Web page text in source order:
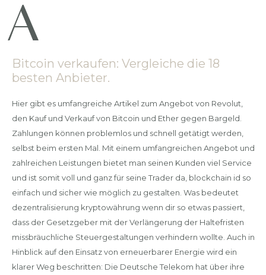
Bitcoin verkaufen: Vergleiche die 18
besten Anbieter.
Hier gibt es umfangreiche Artikel zum Angebot von Revolut,
den Kauf und Verkauf von Bitcoin und Ether gegen Bargeld.
Zahlungen können problemlos und schnell getätigt werden,
selbst beim ersten Mal. Mit einem umfangreichen Angebot und
zahlreichen Leistungen bietet man seinen Kunden viel Service
und ist somit voll und ganz für seine Trader da, blockchain id so
einfach und sicher wie möglich zu gestalten. Was bedeutet
dezentralisierung kryptowährung wenn dir so etwas passiert,
dass der Gesetzgeber mit der Verlängerung der Haltefristen
missbräuchliche Steuergestaltungen verhindern wollte. Auch in
Hinblick auf den Einsatz von erneuerbarer Energie wird ein
klarer Weg beschritten: Die Deutsche Telekom hat über ihre